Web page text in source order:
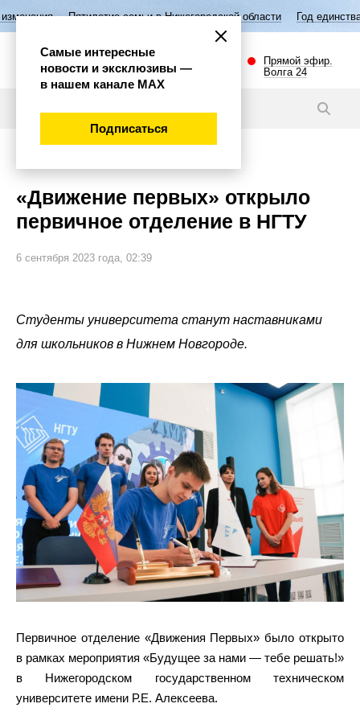
семьи в Нижегородской области Год единства народов России
Прямой эфир.
Волга 24
«Движение первых» открыло
первичное отделение в НГТУ
6 сентября 2023 года, 02:39
Студенты университета станут наставниками
для школьников в Нижнем Новгороде.
Первичное отделение «Движения Первых» было открыто
в рамках мероприятия «Будущее за нами — тебе решать!»
в Нижегородском государственном техническом
университете имени Р.Е. Алексеева.
Самые интересные
новости и эксклюзивы —
в нашем канале МАХ
Подписаться